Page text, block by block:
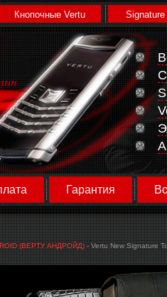
Кнопочные Vertu Signature
Гарантия
(ВЕРТУ АНДРОЙД) - Vertu New Signature